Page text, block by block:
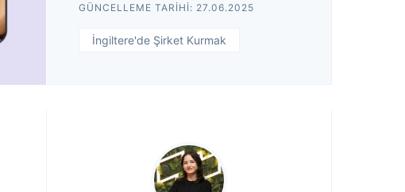
GÜNCELLEME TARIHI: 27.06.2025
İngiltere'de Şirket Kurmak